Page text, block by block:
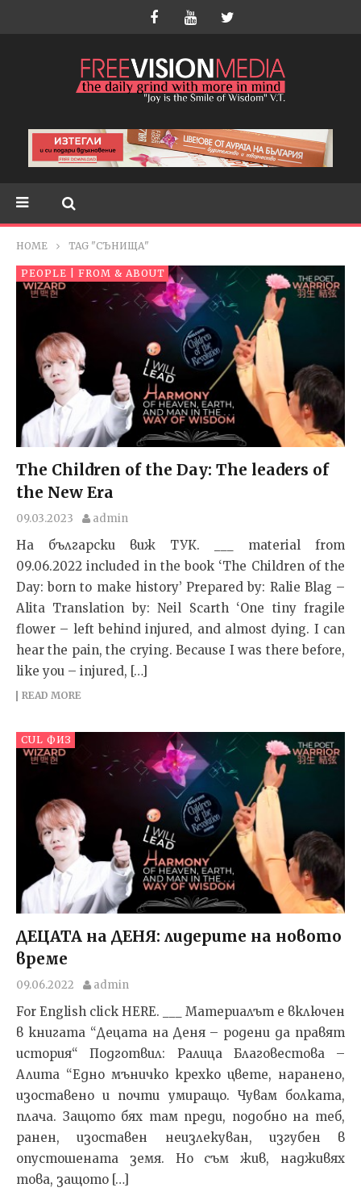
HOME TAG "СЪНИЩА"
PEOPLE | FROM & ABOUT
The Children of the Day: The leaders of
the New Era
09.03.2023 admin
На български виж ТУК. ___ material from
09.06.2022 included in the book ‘The Children of the
Day: born to make history’ Prepared by: Ralie Blag –
Alita Translation by: Neil Scarth ‘One tiny fragile
flower – left behind injured, and almost dying. I can
hear the pain, the crying. Because I was there before,
like you – injured, […]
READ MORE
CUL ФИЗ
ДЕЦАТА на ДЕНЯ: лидерите на новото
време
09.06.2022 admin
For English click HERE. ___ Материалът е включен
в книгата “Децата на Деня – родени да правят
история“ Подготвил: Ралица Благовестова –
Алита “Едно мъничко крехко цвете, наранено,
изоставено и почти умиращо. Чувам болката,
плача. Защото бях там преди, подобно на теб,
ранен, изоставен неизлекуван, изгубен в
опустошената земя. Но съм жив, надживях
това, защото […]